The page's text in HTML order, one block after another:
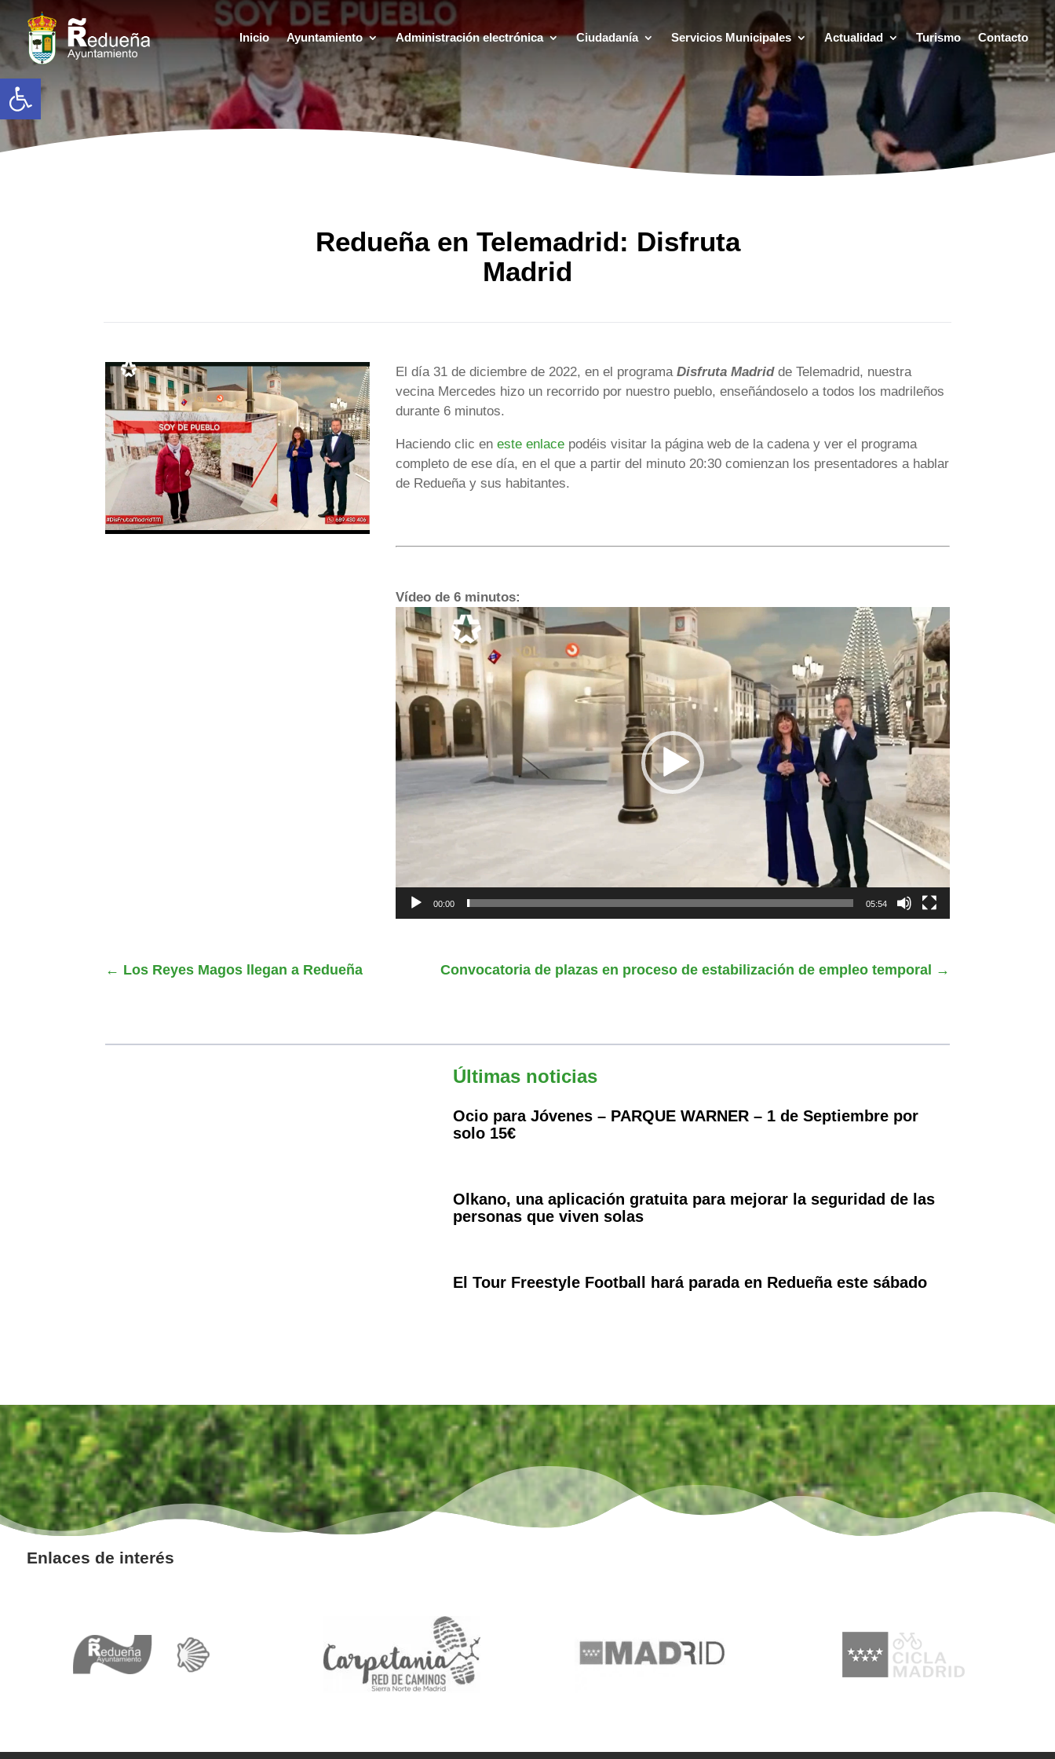
Abrir barra de herramientas
Inicio Ayuntamiento Administración electrónica Ciudadanía Servicios Municipales Actualidad Turismo Contacto
Redueña en Telemadrid: Disfruta
Madrid
El día 31 de diciembre de 2022, en el programa Disfruta Madridde Telemadrid, nuestra
vecina Mercedes hizo un recorrido por nuestro pueblo, enseñándoselo a todos los madrileños
durante 6 minutos.
Haciendo clic en este enlacepodéis visitar la página web de la cadena y ver el programa
completo de ese día, en el que a partir del minuto 20:30 comienzan los presentadores a hablar
de Redueña y sus habitantes.
Vídeo de 6 minutos:
Reproductor
de
vídeo
00:00 05:54
← Los Reyes Magos llegan a Redueña Convocatoria de plazas en proceso de estabilización de empleo temporal →
Últimas noticias
Ocio para Jóvenes – PARQUE WARNER – 1 de Septiembre por
solo 15€
Olkano, una aplicación gratuita para mejorar la seguridad de las
personas que viven solas
El Tour Freestyle Football hará parada en Redueña este sábado
Enlaces de interés